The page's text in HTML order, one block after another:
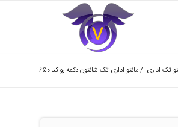
تک اداری /مانتو اداری تک شانتون دکمه رو کد 650